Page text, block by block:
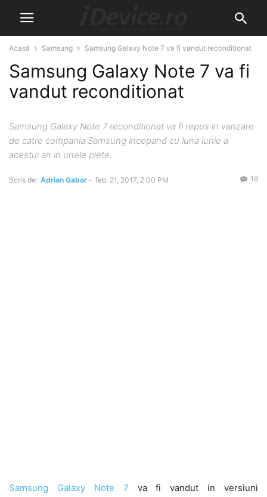
Acasă Samsung Samsung Galaxy Note 7 va fi vandut reconditionat
Samsung Galaxy Note 7 va fi
vandut reconditionat
Samsung Galaxy Note 7 reconditionat va fi repus in vanzare
de catre compania Samsung incepand cu luna iunie a
acestui an in unele piete.
Scris de: Adrian Gabor - feb. 21, 2017, 2:00 PM 19
Samsung Galaxy Note 7 va fi vandut in versiuni